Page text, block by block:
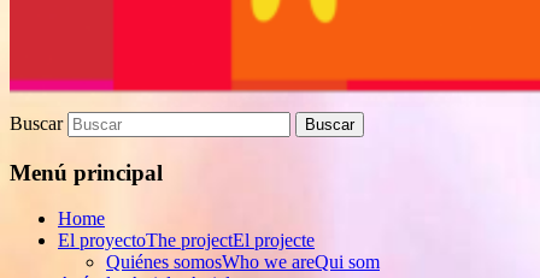
Buscar
Menú principal
Home
El proyectoThe projectEl projecte
Quiénes somosWho we areQui som